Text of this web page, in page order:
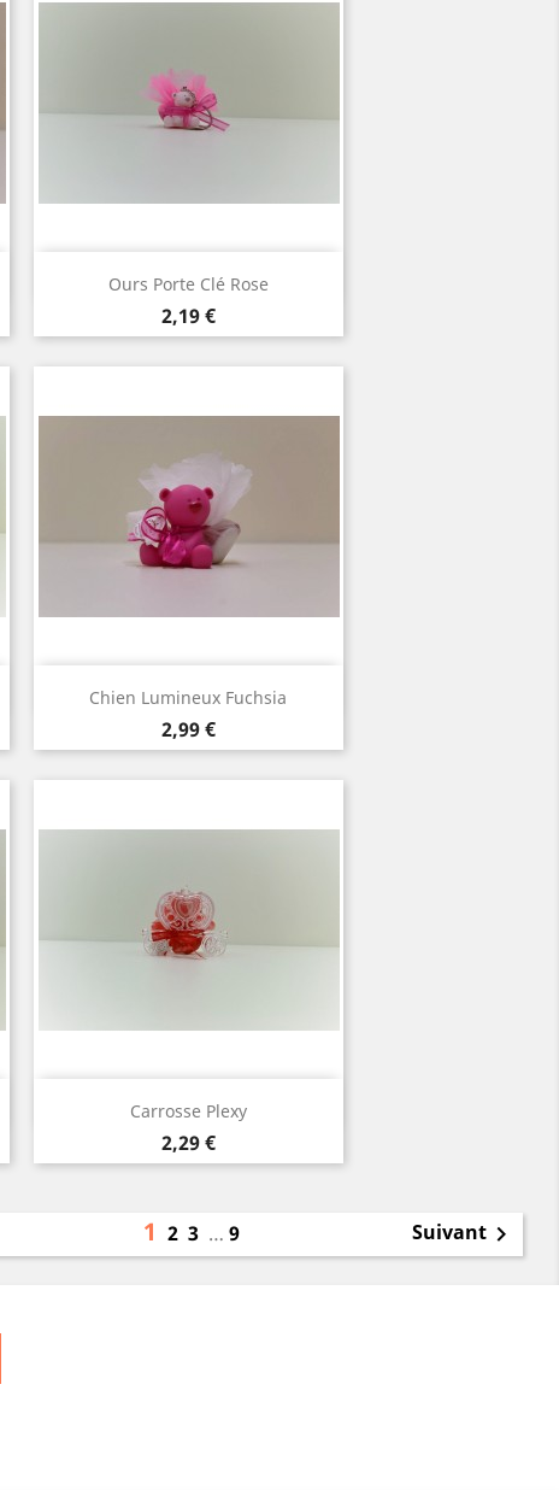
Ours Porte Clé Rose
Prix
2,19 €
Aperçu rapide
Chien Lumineux Fuchsia
Prix
2,99 €
 Aperçu rapide
Carrosse Plexy
Prix
2,29 €
Aperçu rapide
1 2 3 … 9 Suivant